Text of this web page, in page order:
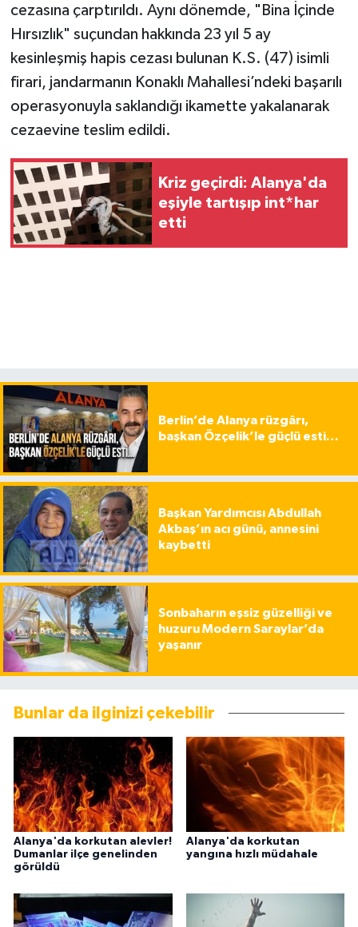
cezasına çarptırıldı. Aynı dönemde, "Bina İçinde
Hırsızlık" suçundan hakkında 23 yıl 5 ay
kesinleşmiş hapis cezası bulunan K.S. (47) isimli
firari, jandarmanın Konaklı Mahallesi’ndeki başarılı
operasyonuyla saklandığı ikamette yakalanarak
cezaevine teslim edildi.
Kriz geçirdi: Alanya'da
eşiyle tartışıp int*har
etti
Berlin’de Alanya rüzgârı,
başkan Özçelik’le güçlü esti…
Başkan Yardımcısı Abdullah
Akbaş’ın acı günü, annesini
kaybetti
Sonbaharın eşsiz güzelliği ve
huzuru Modern Saraylar’da
yaşanır
Bunlar da ilginizi çekebilir
Alanya'da korkutan alevler!
Dumanlar ilçe genelinden
görüldü
Alanya'da korkutan
yangına hızlı müdahale